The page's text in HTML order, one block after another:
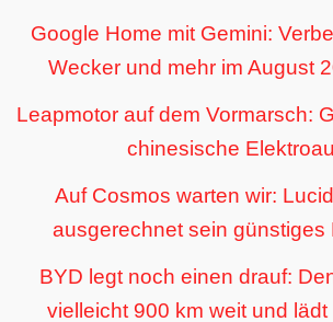
Google Home mit Gemini:
Wecker und mehr im August
Leapmotor auf dem Vormarsch:
chinesische
Auf Cosmos warten wir:
ausgerechnet sein günstiges
BYD legt noch einen drauf:
vielleicht 900 km weit und lädt